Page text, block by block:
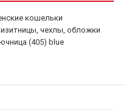
кошельки
чехлы, обложки
(405) blue